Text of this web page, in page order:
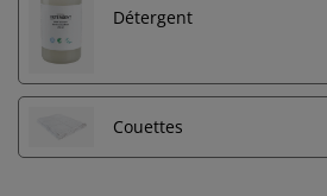
Détergent
Couettes